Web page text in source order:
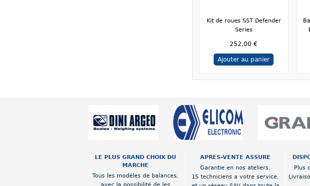
Kit de roues SST Defender
Series
252,00 €
Ajouter au panier
LE PLUS GRAND CHOIX DU
MARCHE
Tous les modéles de balances,
avec la possibilité de les
APRES-VENTE ASSURE
Garantie en nos ateliers,
15 techniciens a votre service,
Plus